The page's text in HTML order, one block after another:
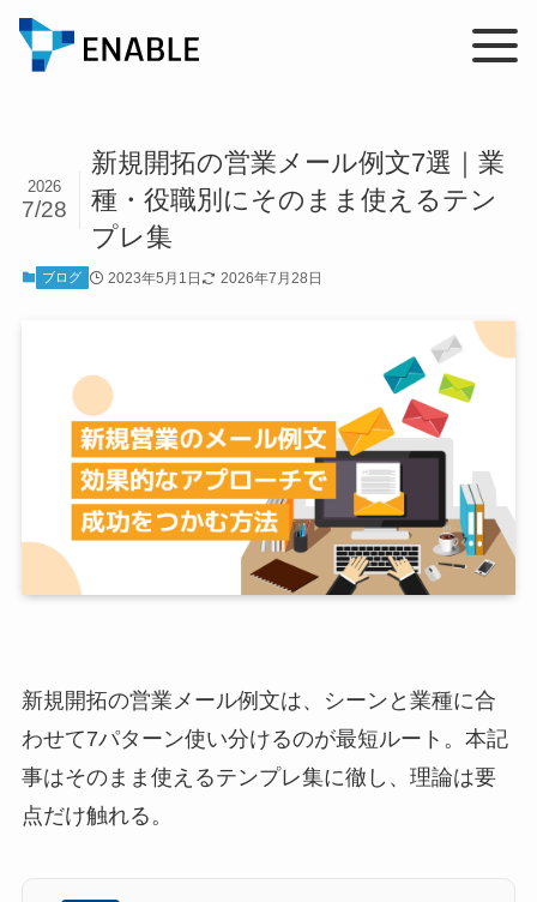
新規開拓の営業メール例文7選｜業
種・役職別にそのまま使えるテン
プレ集
2026
7/28
ブログ 2023年5月1日 2026年7月28日
新規開拓の営業メール例文は、シーンと業種に合
わせて7パターン使い分けるのが最短ルート。本記
事はそのまま使えるテンプレ集に徹し、理論は要
点だけ触れる。